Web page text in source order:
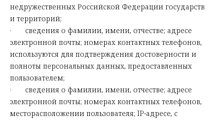
недружественных Российской Федерации государств
и территорий;
· сведения о фамилии, имени, отчестве; адресе
электронной почты; номерах контактных телефонов,
используются для подтверждения достоверности и
полноты персональных данных, предоставленных
пользователем;
· сведения о фамилии, имени, отчестве; адресе
электронной почты; номерах контактных телефонов,
месторасположении пользователя; IP-адресе, с